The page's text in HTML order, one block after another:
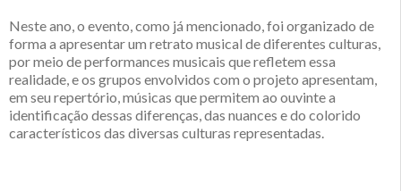
Neste ano, o evento, como já mencionado, foi organizado de
forma a apresentar um retrato musical de diferentes culturas,
por meio de performances musicais que refletem essa
realidade, e os grupos envolvidos com o projeto apresentam,
em seu repertório, músicas que permitem ao ouvinte a
identificação dessas diferenças, das nuances e do colorido
característicos das diversas culturas representadas.